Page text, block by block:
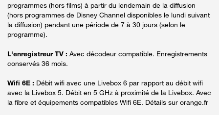
programmes (hors films) à partir du lendemain de la diffusion
(hors programmes de Disney Channel disponibles le lundi suivant
la diffusion) pendant une période de 7 à 30 jours (selon le
programme).
L'enregistreur TV : Avec décodeur compatible. Enregistrements
conservés 36 mois.
Wifi 6E : Débit wifi avec une Livebox 6 par rapport au débit wifi
avec la Livebox 5. Débit en 5 GHz à proximité de la Livebox. Avec
la fibre et équipements compatibles Wifi 6E. Détails sur orange.fr